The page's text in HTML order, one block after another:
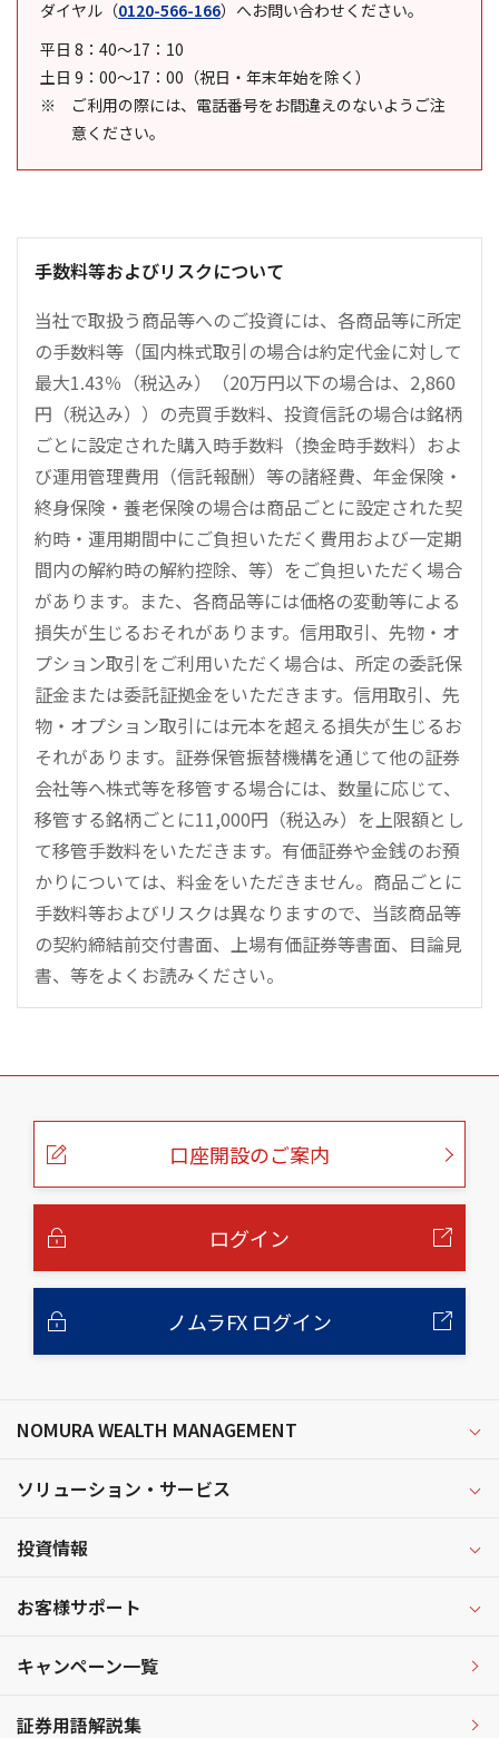
ダイヤル （0120-566-166） へお問い合わせください。
平日 8：40～17：10
土日 9：00～17：00（祝日・年末年始を除く）
ご利用の際には、電話番号をお間違えのないようご注
意ください。
手数料等およびリスクについて
当社で取扱う商品等へのご投資には、各商品等に所定
の手数料等（国内株式取引の場合は約定代金に対して
最大1.43％（税込み）（20万円以下の場合は、2,860
円（税込み））の売買手数料、投資信託の場合は銘柄
ごとに設定された購入時手数料（換金時手数料）およ
び運用管理費用（信託報酬）等の諸経費、年金保険・
終身保険・養老保険の場合は商品ごとに設定された契
約時・運用期間中にご負担いただく費用および一定期
間内の解約時の解約控除、等）をご負担いただく場合
があります。また、各商品等には価格の変動等による
損失が生じるおそれがあります。信用取引、先物・オ
プション取引をご利用いただく場合は、所定の委託保
証金または委託証拠金をいただきます。信用取引、先
物・オプション取引には元本を超える損失が生じるお
それがあります。証券保管振替機構を通じて他の証券
会社等へ株式等を移管する場合には、数量に応じて、
移管する銘柄ごとに11,000円（税込み）を上限額とし
て移管手数料をいただきます。有価証券や金銭のお預
かりについては、料金をいただきません。商品ごとに
手数料等およびリスクは異なりますので、当該商品等
の契約締結前交付書面、上場有価証券等書面、目論見
書、等をよくお読みください。
こ
口座開設のご案内
ログイン
ノムラFX ログイン
NOMURA WEALTH MANAGEMENT
ソリューション・サービス
投資情報
お客様サポート
キャンペーン一覧
証券用語解説集